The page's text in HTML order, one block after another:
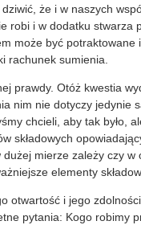
że i w naszych
robi i w dodatku stwarza
może być potraktowane i
rachunek sumienia.
prawdy. Otóż kwestia
nim nie dotyczy jedynie
chcieli, aby tak było,
składowych
mierze zależy czy w
elementy
otwartość i jego
pytania: Kogo robimy